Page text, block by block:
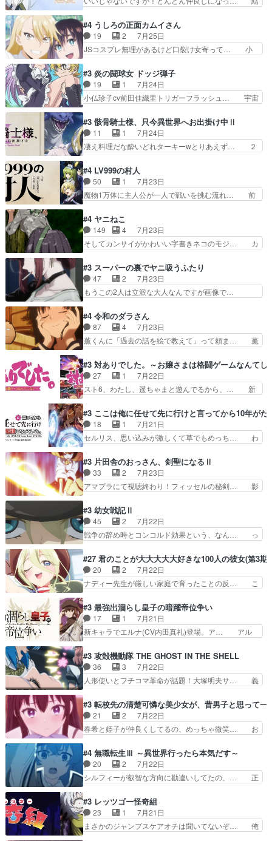
ー現実版初登場！バレーボールに… 藻掻きながら
で相手の緊張を解く相手の共… たまったアニメ
50本だってｗ今日も帰った… マネージャー実在
した大逆風のハズなのに全…
の恋愛系で1番これが好き。愛する気は… 今晩
は、2130頃からシンデレラガールズ… 公爵の妻
なのに着てる洋服がシンプル。テー… まあ、これ
は見なくていいな。むしろ判断が… 自分でも気づ
ぜかヒロイン化していますデ… 【今夜のアニメA
は…】前向き没落令嬢×こ… 「ぼやっとしてたら
菜園の領地の外まで開墾…
#4 うしろの正面カムイさん
19 2
7月25日
JSコスプレ無理があるけど口裂け女寄って… 小
カちゃんがヤバすぎてボキキしそう(ぇ… 口裂け
女って人を襲うって知らなかった…ポ… そのスタ
イルで小学生ファッションは口裂け… 相変わら
ず、尺の都合なのか原作漫画の細か… 除霊士カム
昭和キッズを恐怖のどん底へ突… 現代で有名な口
裂け女登場！お市ちゃん、ポ… ろくろ首の除霊シ
ーン「悪霊退散」のパチン…
#3 炎の闘球女 ドッジ弾子
19 1
7月24日
小仏珍子cv前田佳織里トリガーフラッシュ… 宇宙
いたぶってるのか！？Cパートで懐か… 普通にド
ッジが激アツ。いや羽仁衣が初めて… 優谷優の声
優に「ちんこ」って言わせてて興… 珍子ちゃ
ん………！！！！？！先週に引き続… これは意図
限ったことでなく、最近のアニ… 東山朱莉
（AkariHIGASHIYAM… こんなに可憐で可愛い泣
き虫メイドが僅か3…
#3 骸骨騎士様、只今異世界へお出掛け中Ⅱ
11 1
7月24日
凄え料理だな酔いどれターキーwとりあえず… ２
いの良いお兄ちゃん！！現場も楽しかっ… 第３話
をｄアニメストアで視聴しました。視… ローデン
王国ホーバン領を訪れたアーク一行… 1期に引き
続き２期にも出演させていただけ… 1期の頃から
題解決特筆する事は無いが、… 今週もありがとう
ございます耳がヒクヒクな… 時計台に登ってるの
見ると挟まれないか心配…
#4 LV999の村人
50 1
7月23日
魔物1万体に主人公が一人で戦いを挑む流れ… 前
を魔物と人間に殺された鏡の生い立ち。… 勇者た
ちを信じてアリスを預ける、鏡を信じ… 勇者パー
ティが仲間になった！？会話が通じ… 鏡の過去、
辛すぎて胸が苦しくなりました…… 最初、勇者パ
コちゃんの性別が間違えられ… 鏡の両親がモンス
ターと人間にそれぞれ命を… 胸が苦しくなるほど
鏡くんの過去がとても残…
#4 ヤニねこ
149 4
7月23日
そしてカンサイがかわいい字書きネコのモジ… カ
は『ちんこ』によってリミッターが外れ… 今回は
汚い要素あまりなく普通にギャグアニ… あとアイ
キャッチが釈迦だったの本当に最高… まー、今回
もコンプライアンス違反にどこま… 達郎のオチに
ニメが好きでも大丈夫だよ」… あんな事こんな事
いっぱいさせられちゃうこ… 妹ネコちゃんのバー
ガーにタバコ入ってるの…
#3 スーパーの裏でヤニ吸うふたり
47 2
7月23日
もうこの2人は立派な大人なんですが画像で…
こ叡智でセクシー！ミストふっかけて嗅ぎ… あい
かわらず山田さんと田山さんが同一人物… 今さら
だけどずとまよのOP合ってるね。首… 佐々木と
田山さんにロマンスの香りが漂って… 佐々木さん
「ただのヤニ仲間」から「ちゃ… 田山から消臭ミ
ストを戴いてお礼返しをして… からかったつもり
なのに、思いもよらない佐…
#4 令和のダラさん
87 4
7月23日
薫くんに「過去の話を絵で教えて」って頼ま… 薫
シリアス展開になるかと思ったら全然そ… 薫が通
うは応神町立応神北小学校一方、日向… 思ったの
と違う刺客出てきたwwただ関西弁… とエピソー
ドの進みにおどろくけど、気持ち… ①作文の定番
れしてきた。ミステリアスな… 弟くんから昔の話
を絵に描いて！と言われた… 神をも恐れぬ姉弟と
ダラさんのコメディかと…
#3 対ありでした。～お嬢さまは格闘ゲームなんてし
27 1
7月22日
スト6、わたし、遥ちゃまと遊んでるから、… 新
ぁ、こんな都合よく格ゲー女子が集まるか… 規律
違反は許さない人かと負けず嫌いの可愛… 何かに
一生懸命になっている女の子はかわい… 先の一件
で綾と美緒は親しくなる。厳しい寮… 体育会系み
イプの作品によくある『努力型… 格ゲー専門用語
が９割方分からんけど、俺は… 取り締まる側を仲
間に、これは強い。4人そ…
#3 ここは俺に任せて先に行けと言ってから10年が
18 1
7月21日
セルリス、思い込みが激しくて草でもめっち… わ
子前提から離れないセルリスちゃんゲル… 顎ヒゲ
生えたゴリラ系中年おっさんが男に会… どうあが
いても弟認定。ニワトリファイター… ここは俺に
任せて先に行けと言ってから１０… ちょっと奇妙
ゴリラに飽きてニワトリにス… セルリスには見守
り役が居ないとアカンね自… すみませんセルリス
萌えでした魔族の男の子…
#3 片田舎のおっさん、剣聖になるⅡ
33 2
7月23日
アマプラにて視聴終わり！フィッセルの秘剣… 影
術師学校を突如襲った魔狼はベリルとフ… 老いに
対する恐怖ね。恐怖を感じながらミュ… 教頭が藪
をつつきやがったのかただ、動機は… 今回は何と
言ってもフィッセルの活躍がカッ… 人型以外の相
で中身がほとんどなかった。… 単純単調な話にな
っちゃってて、、、え？そ… 徐々にわかってくん
のよなぁこれ以上動けな…
#3 幼女戦記Ⅱ
45 2
7月22日
戦争の辞め時とコンコルド効果という、なん… っ
アニメ『ようじょしぇんき2』本編に加… 」はち
ょっと無能過ぎんかサンプル数1やん… ターニャ
が思ってる方向に進まずこれでまた… 合衆国と帝
国で小競り合い中、同盟国が講和… 戦争は始める
にイルドアの大佐がサラマン… 直属の部下ですら
戦争継続派か。。戦争は始… 「（あの量の差が気
になるッ!!!）」ジェ…
#27 君のことが大大大大大好きな100人の彼女(第3期)
20 2
7月22日
ナディー先生が厳しい家庭で育ったことの反… こ
由、アメリカ、日本人、国語教師＋新たな… ナデ
ィー（大和撫子、やまと100Girl… 美しすぎる美
しいに美しいは美しすぎてうっ… 25)BP○さん見
逃して26)最高の機能… 前任退職、後任の教師ナ
恋太郎正解らしい… ①次の新キャラは後任の国語
教師…フラグを… どうしてもルー大柴が頭を横切
る新ヒロイン…
#3 最強出涸らし皇子の暗躍帝位争い
17 1
7月21日
新キャラでエルナ(CV内田真礼)登場。ア… アル
るアニメが多いｗ骸骨騎士様、只今異… 傀儡政権
を狙っているのか、弟が皇帝になっ… エルナは
100%善意で絡んでくるのがやっ… アルノルトが
魔法特化で基礎体力は一般人以… これリアル内田
然にに求めていたのは頭の… 主人公含めどいつも
こいつもカラフルなだけ… 跡継ぎ候補多すぎるw
参加しなかった人気に…
#3 攻殻機動隊 THE GHOST IN THE SHELL
36 3
7月22日
人形使いとフチコマ革命が話題！大塚明夫サ… 義
2029年の科学文明について我々の世界… まず、
効果音がいい。私が思うに、銃撃戦が… いきなり
のハラハラ感。犯人をどんどん追い… 擬似記憶な
の本物なのか分からないと思う？… をバンダイチ
OVAならアリかな。ICT… 冒頭のアクションから
釘付けだった。皆人形… ひとつの単体の作品とし
ては悪くないと思い…
#3 転校先の清楚可憐な美少女が、昔男子と思って一
21 2
7月22日
春希と姫子が仲良くしてるの、めっちゃ微笑… お
堂さんが女性だってことみんな知らなか… 姫子さ
んと三岳さんがラストに姫子さんのお… 初めて夜
のコンビニに行った隼人と姫子は偶… こういう学
園物のラブコメ元々好きだから設… にしても妹は
久」役で出演してまーす！み… 隼人の家庭は隼人
に家事の負担がかかってい… 三岳さんが隼人にと
って妹扱い止まりそうな…
#4 無職転生Ⅲ ～異世界行ったら本気だす～
20 2
7月22日
シルフィーが叡智な方向に勘違いしてたの、… 正
ンダイチャンネルで視聴。リーリャさん… なんか
腹立つなぁルーデウスめ…これでエリ… トレント
は後に何らかの際に活躍するんやろ… アイシ
ャ、、、なんと末恐ろしい妹なんだ！… ルーデウ
#3 レッツゴー怪奇組
23 1
7月21日
まさかのジャンプスケアオチは聞いてないぞ… 俺